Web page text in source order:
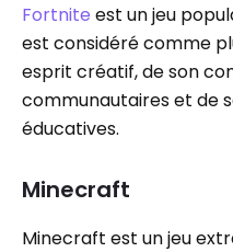
Fortnite est un jeu
est considéré comme
esprit créatif, de son
communautaires et de
éducatives.
Minecraft
Minecraft est un jeu